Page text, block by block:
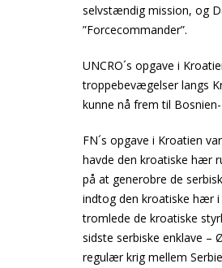
selvstændig mission, og
”Forcecommander”.
UNCRO´s opgave i
troppebevægelser langs
kunne nå frem til
FN´s opgave i Kroatien
havde den kroatiske hær
på at generobre de
indtog den kroatiske hær i
tromlede de kroatiske
sidste serbiske enklave –
regulær krig mellem